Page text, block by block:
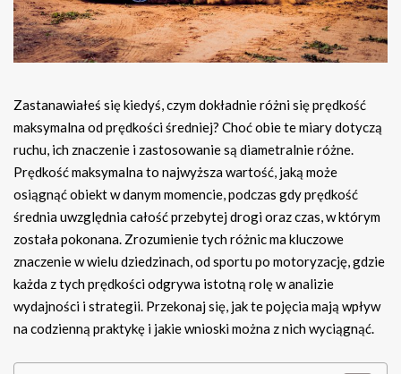
Zastanawiałeś się kiedyś, czym dokładnie różni się prędkość
maksymalna od prędkości średniej? Choć obie te miary dotyczą
ruchu, ich znaczenie i zastosowanie są diametralnie różne.
Prędkość maksymalna to najwyższa wartość, jaką może
osiągnąć obiekt w danym momencie, podczas gdy prędkość
średnia uwzględnia całość przebytej drogi oraz czas, w którym
została pokonana. Zrozumienie tych różnic ma kluczowe
znaczenie w wielu dziedzinach, od sportu po motoryzację, gdzie
każda z tych prędkości odgrywa istotną rolę w analizie
wydajności i strategii. Przekonaj się, jak te pojęcia mają wpływ
na codzienną praktykę i jakie wnioski można z nich wyciągnąć.